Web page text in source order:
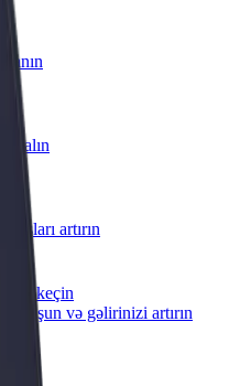
alın
artırın
keçin
qoşun və gəlirinizi artırın